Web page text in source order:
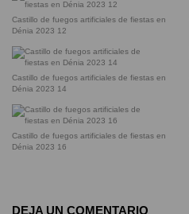
Castillo de fuegos artificiales de fiestas en
Dénia 2023 12
Castillo de fuegos artificiales de fiestas en
Dénia 2023 14
Castillo de fuegos artificiales de fiestas en
Dénia 2023 16
DEJA UN COMENTARIO